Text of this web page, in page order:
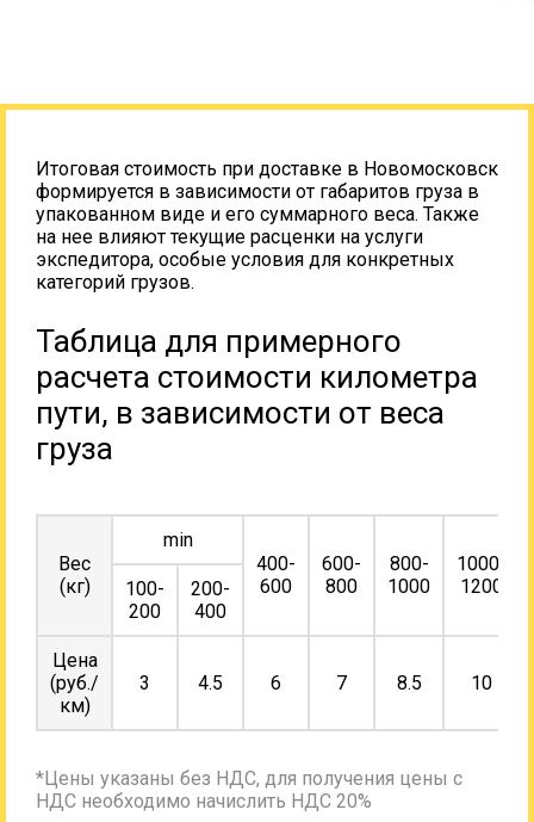
Итоговая стоимость при доставке в Новомосковск
формируется в зависимости от габаритов груза в
упакованном виде и его суммарного веса. Также
на нее влияют текущие расценки на услуги
экспедитора, особые условия для конкретных
категорий грузов.
Таблица для примерного
расчета стоимости километра
пути, в зависимости от веса
груза
Вес
(кг)
min
400-
600
600-
800
800-
1000
1000-
1200
100-
200
200-
400
Цена
(руб./
км)
3 4.5 6 7 8.5 10
*Цены указаны без НДС, для получения цены с
НДС необходимо начислить НДС 20%